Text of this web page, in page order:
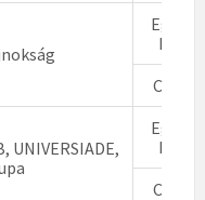
Páros
Csapat
UNIVERSIADE,
Páros
Csapat